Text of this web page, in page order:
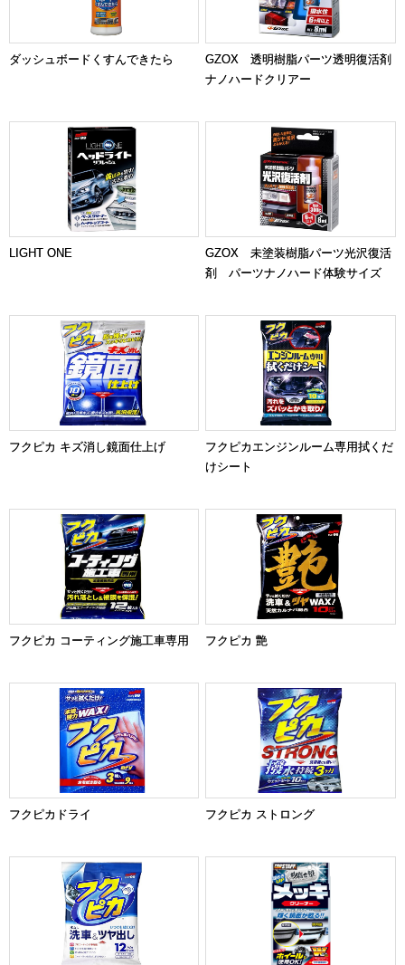
ダッシュボードくすんできたら
GZOX 透明樹脂パーツ透明復活剤
ナノハードクリアー
LIGHT ONE
GZOX 未塗装樹脂パーツ光沢復活
剤 パーツナノハード体験サイズ
フクピカ キズ消し鏡面仕上げ
フクピカエンジンルーム専用拭くだ
けシート
フクピカ コーティング施工車専用 フクピカ 艶
フクピカドライ フクピカ ストロング